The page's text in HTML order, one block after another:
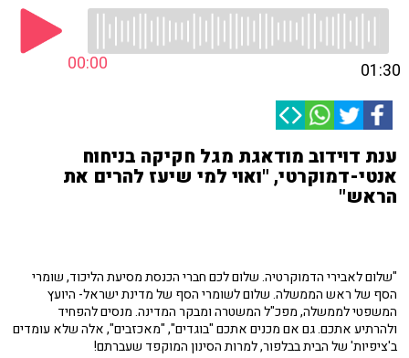
00:00 01:30
ענת דוידוב מודאגת מגל חקיקה בניחוח
אנטי-דמוקרטי, "ואוי למי שיעז להרים את
הראש"
"שלום לאבירי הדמוקרטיה. שלום לכם חברי הכנסת מסיעת הליכוד, שומרי
הסף של ראש הממשלה. שלום לשומרי הסף של מדינת ישראל- היועץ
המשפטי לממשלה, מפכ"ל המשטרה ומבקר המדינה. מנסים להפחיד
ולהרתיע אתכם. גם אם מכנים אתכם "בוגדים", "מאכזבים", אלה שלא עומדים
ב'ציפיות' של הבית בבלפור, למרות הסינון המוקפד שעברתם!